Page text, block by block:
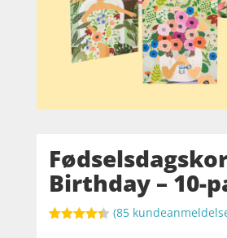
Birthday – 10-
(85